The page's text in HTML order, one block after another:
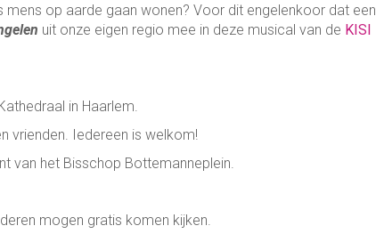
op aarde gaan wonen? Voor dit engelenkoor dat een
uit onze eigen regio mee in deze musical van de KISI
in Haarlem.
vrienden. Iedereen is welkom!
van het Bisschop Bottemanneplein.
mogen gratis komen kijken.